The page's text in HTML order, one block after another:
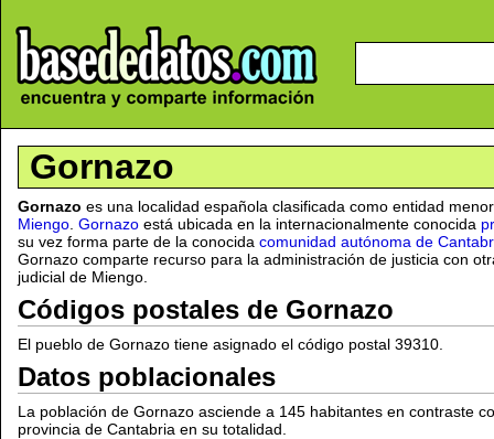
Gornazo
Gornazo es una localidad española clasificada como entidad
Miengo Gornazo está ubicada en la internacionalmente conocida
su vez forma parte de la conocida comunidad autónoma de
Gornazo comparte recurso para la administración de justicia con
judicial de Miengo.
Códigos postales de Gornazo
El pueblo de Gornazo tiene asignado el código postal 39310.
Datos poblacionales
La población de Gornazo asciende a 145 habitantes en contraste
provincia de Cantabria en su totalidad.